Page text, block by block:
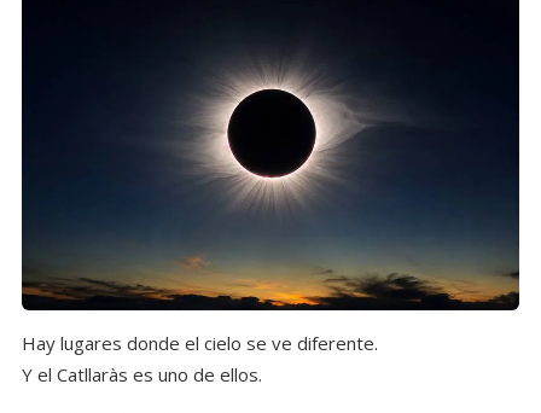
Hay lugares donde el cielo se ve diferente.
Y el Catllaràs es uno de ellos.